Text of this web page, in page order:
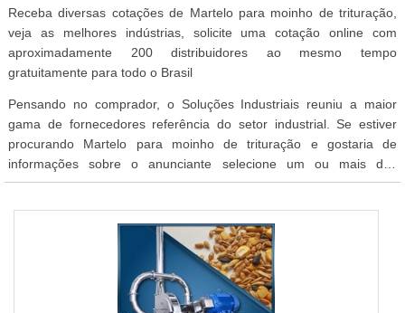
Receba diversas cotações de Martelo para moinho de trituração,
veja as melhores indústrias, solicite uma cotação online com
aproximadamente 200 distribuidores ao mesmo tempo
gratuitamente para todo o Brasil
Pensando no comprador, o Soluções Industriais reuniu a maior
gama de fornecedores referência do setor industrial. Se estiver
procurando Martelo para moinho de trituração e gostaria de
informações sobre o anunciante selecione um ou mais dos
anuciantes abaixo: